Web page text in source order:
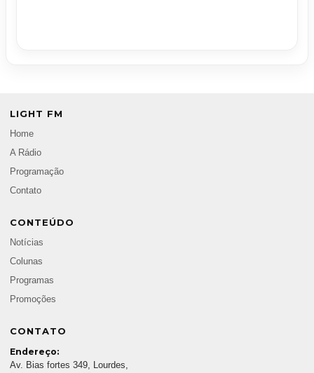
LIGHT FM
Home
A Rádio
Programação
Contato
CONTEÚDO
Notícias
Colunas
Programas
Promoções
CONTATO
Endereço:
Av. Bias fortes 349, Lourdes,